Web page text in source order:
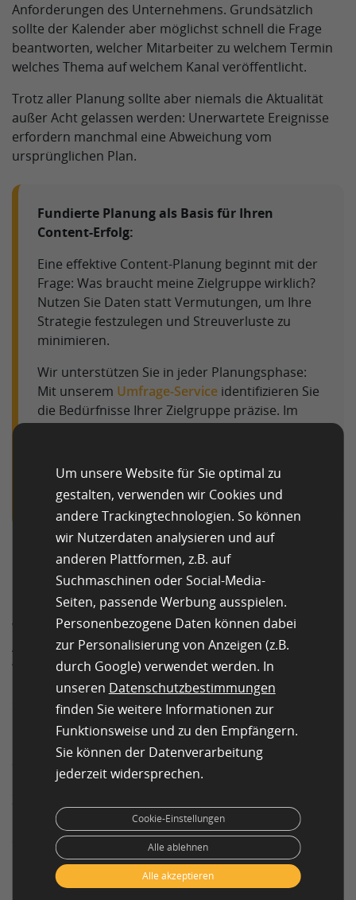
Anforderungen des Unternehmens. Grundsätzlich
sollte der Kalender aber möglichst schnell die Frage
beantworten, welcher Mitarbeiter zu welchem Termin
welches Thema auf welchem Kanal veröffentlicht.
Trotz aller Planung sollte aber niemals die Aktualität
außer Acht gelassen werden: Unerwartete Ereignisse
erfordern manchmal eine Abweichung vom
ursprünglichen Plan.
Fundierte Planung als Basis für Ihren
Content-Erfolg:
Eine effektive Content-Planung beginnt mit der
Frage: Was braucht meine Zielgruppe wirklich?
Nutzen Sie Daten statt Vermutungen, um Ihre
Strategie festzulegen und Streuverluste zu
minimieren.
Wir unterstützen Sie in jeder Planungsphase:
Mit unserem Umfrage-Service identifizieren Sie
die Bedürfnisse Ihrer Zielgruppe präzise. Im
um – punktgenau für Ihre Kanäle und
Zielgruppen.
Unterschiedliche Lösungen des
Content Plannings
Kleinere Unternehmen kommen mit einem einfachen
Word-Dokument oder einer Excel-Tabelle aus, große
Abteilungen benötigen komplexe Lösungen. Für wen
was infrage kommt, hängt hauptsächlich von der Art
der Inhalte und den Kanälen ab. Für Einsteiger bietet
sich beispielsweise die Redaktionsplan-Vorlage vom
Content Marketing Institute an. Der Kalender ist sehr
einfach gestaltet und basiert auf Excel. Ähnlich
aufgebaut ist der Content Kalender von Postcron. In
beiden Beispielen können unter anderem Autor,
eingetragen werden. Etwas komfortabler zeigt sich von
Sinnwert-Marketing die Vorlage Social Media Content
Calendar oder der Social-Media-Redaktionsplan von
Onlinemarketing-Praxis. Neben den Grundfunktionen
Um unsere Website für Sie optimal zu
gestalten, verwenden wir Cookies und
andere Trackingtechnologien. So können
wir Nutzerdaten analysieren und auf
anderen Plattformen, z.B. auf
Suchmaschinen oder Social-Media-
Seiten, passende Werbung ausspielen.
Personenbezogene Daten können dabei
zur Personalisierung von Anzeigen (z.B.
durch Google) verwendet werden. In
unseren Datenschutzbestimmungen
finden Sie weitere Informationen zur
Funktionsweise und zu den Empfängern.
Sie können der Datenverarbeitung
jederzeit widersprechen.
Alle akzeptieren
Alle ablehnen
Cookie-Einstellungen